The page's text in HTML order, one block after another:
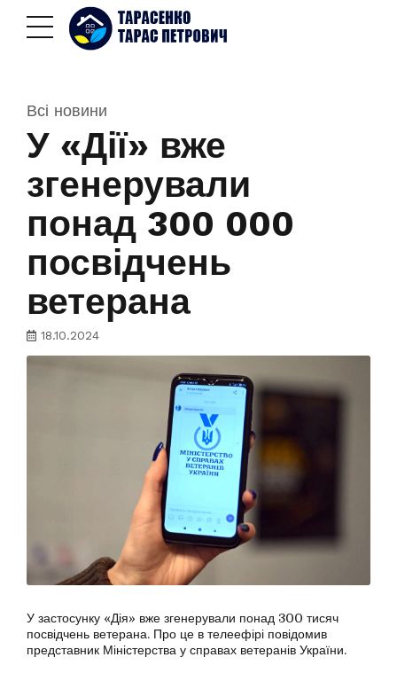
Всі новини
У «Дії» вже
згенерували
понад 300 000
посвідчень
ветерана
18.10.2024
У застосунку «Дія» вже згенерували понад 300 тисяч
посвідчень ветерана. Про це в телеефірі повідомив
представник Міністерства у справах ветеранів України.